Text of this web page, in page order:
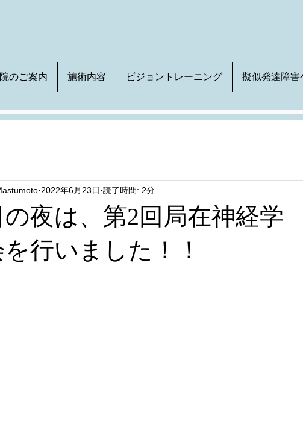
のご案内 施術内容 ビジョントレーニング 擬似発達障害
の夜は、第2回局在神経学
行いました！！
2022年6月23日 読了時間: 2分